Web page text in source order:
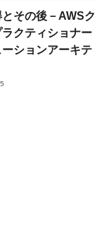
その後－AWSク
クティショナー
ーションアーキテ